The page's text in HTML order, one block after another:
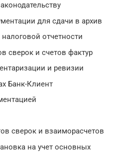
для сдачи в архив
отчетности
сверок и счетов фактур
и ревизии
Банк-Клиент
сверок и взаиморасчетов
на учет основных